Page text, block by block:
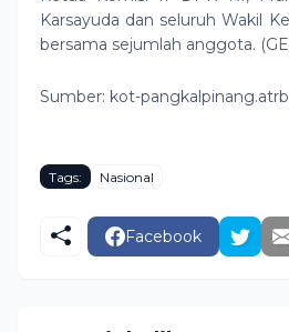
Karsayuda dan seluruh Wakil
bersama sejumlah anggota.
Sumber: kot-
Tags: Nasional
Facebook